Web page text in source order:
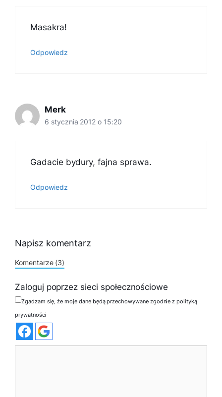
Masakra!
Odpowiedz
Merk
6 stycznia 2012 o 15:20
Gadacie bydury, fajna sprawa.
Odpowiedz
Napisz komentarz
Komentarze (3)
Zaloguj poprzez sieci społecznościowe
Zgadzam się, że moje dane będą przechowywane zgodnie z polityką
prywatności